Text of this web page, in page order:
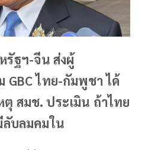
รัฐฯ-จีน ส่งผู้
GBC ไทย-กัมพูชา ได้
ตุ สมช. ประเมิน ถ้าไทย
ลับลมคมใน